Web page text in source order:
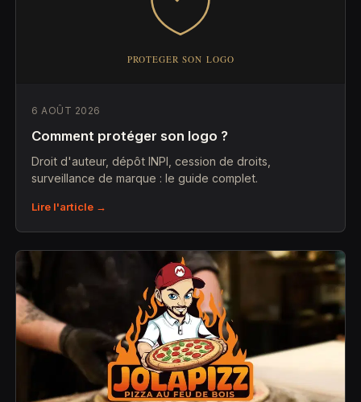
6 AOÛT 2026
Comment protéger son logo ?
Droit d'auteur, dépôt INPI, cession de droits,
surveillance de marque : le guide complet.
Lire l'article →